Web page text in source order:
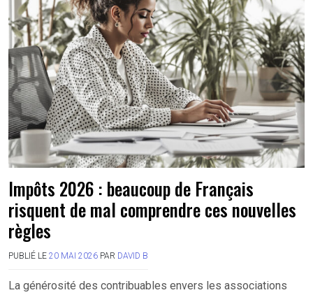
Impôts 2026 : beaucoup de Français
risquent de mal comprendre ces nouvelles
règles
PUBLIÉ LE 20 MAI 2026 PAR DAVID B
La générosité des contribuables envers les associations